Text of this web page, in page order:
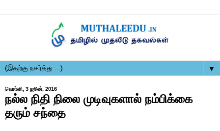
▼
வெள்ளி, 3 ஜூன், 2016
நல்ல நிதி நிலை முடிவுகளால் நம்பிக்கை
தரும் சந்தை